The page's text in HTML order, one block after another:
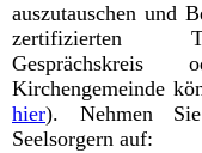
auszutauschen und
zertifizierten
Kirchengemeinde
hier). Nehmen
Seelsorgern auf: